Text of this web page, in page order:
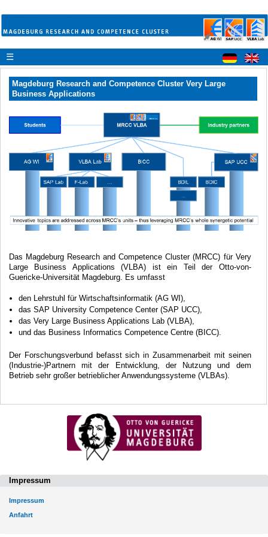
☰
Magdeburg Research and Competence Cluster Very Large
Business Applications
Das Magdeburg Research and Competence Cluster (MRCC) für Very
Large Business Applications (VLBA) ist ein Teil der Otto-von-
Guericke-Universität Magdeburg. Es umfasst
den Lehrstuhl für Wirtschaftsinformatik (AG WI),
das SAP University Competence Center (SAP UCC),
das Very Large Business Applications Lab (VLBA),
und das Business Informatics Competence Centre (BICC).
Der Forschungsverbund befasst sich in Zusammenarbeit mit seinen
(Industrie-)Partnern mit der Entwicklung, der Nutzung und dem
Betrieb sehr großer betrieblicher Anwendungssysteme (VLBAs).
Impressum
Impressum
Anfahrt